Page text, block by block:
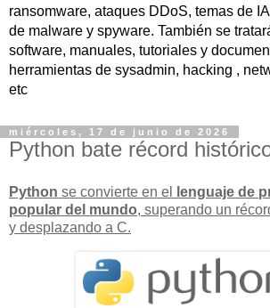
ransomware, ataques DDoS, temas de
de malware y spyware. También se
software, manuales, tutoriales y
herramientas de sysadmin, hacking ,
etc
miércoles, 17 de junio de 2026
Python bate récord
Python se convierte en el
lenguaje de
popular del mundo, superando un
y desplazando a C.